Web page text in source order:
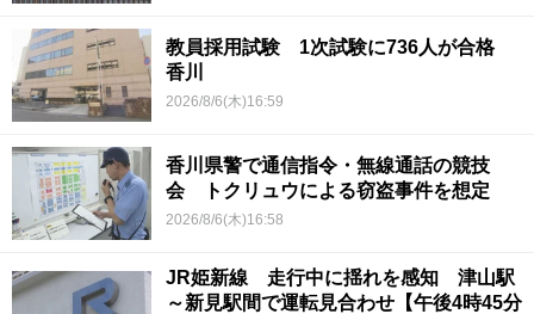
教員採用試験 1次試験に736人が合格
香川
2026/8/6(木)16:59
香川県警で通信指令・無線通話の競技
会 トクリュウによる窃盗事件を想定
2026/8/6(木)16:58
JR姫新線 走行中に揺れを感知 津山駅
～新見駅間で運転見合わせ【午後4時45分